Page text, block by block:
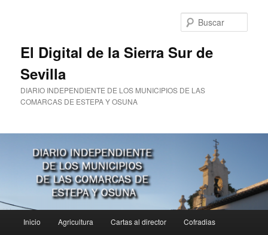
El Digital de la Sierra Sur de
Sevilla
DIARIO INDEPENDIENTE DE LOS MUNICIPIOS DE LAS
COMARCAS DE ESTEPA Y OSUNA
principal
Inicio Agricultura Cartas al director Cofradias